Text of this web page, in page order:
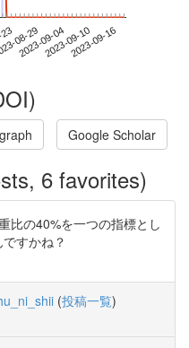
08-29
2023-09-042023-09-102023-09-16
Google Scholar
6 favorites)
比の40%を一つの指標とし
すかね？
(投稿一覧)